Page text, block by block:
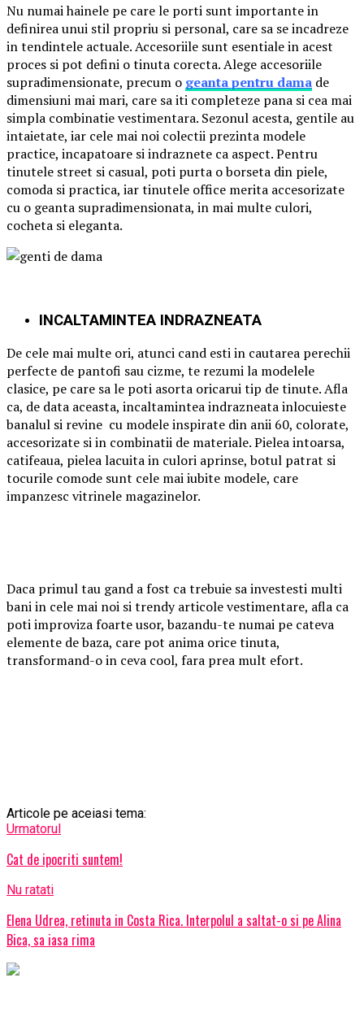
Nu numai hainele pe care le porti sunt importante in
definirea unui stil propriu si personal, care sa se incadreze
in tendintele actuale. Accesoriile sunt esentiale in acest
proces si pot defini o tinuta corecta. Alege accesoriile
supradimensionate, precum o geanta pentru dama de
dimensiuni mai mari, care sa iti completeze pana si cea mai
simpla combinatie vestimentara. Sezonul acesta, gentile au
intaietate, iar cele mai noi colectii prezinta modele
practice, incapatoare si indraznete ca aspect. Pentru
tinutele street si casual, poti purta o borseta din piele,
comoda si practica, iar tinutele office merita accesorizate
cu o geanta supradimensionata, in mai multe culori,
cocheta si eleganta.
INCALTAMINTEA INDRAZNEATA
De cele mai multe ori, atunci cand esti in cautarea perechii
perfecte de pantofi sau cizme, te rezumi la modelele
clasice, pe care sa le poti asorta oricarui tip de tinute. Afla
ca, de data aceasta, incaltamintea indrazneata inlocuieste
banalul si revine cu modele inspirate din anii 60, colorate,
accesorizate si in combinatii de materiale. Pielea intoarsa,
catifeaua, pielea lacuita in culori aprinse, botul patrat si
tocurile comode sunt cele mai iubite modele, care
impanzesc vitrinele magazinelor.
Daca primul tau gand a fost ca trebuie sa investesti multi
bani in cele mai noi si trendy articole vestimentare, afla ca
poti improviza foarte usor, bazandu-te numai pe cateva
elemente de baza, care pot anima orice tinuta,
transformand-o in ceva cool, fara prea mult efort.
Articole pe aceiasi tema:
Urmatorul
Cat de ipocriti suntem!
Nu ratati
Elena Udrea, retinuta in Costa Rica. Interpolul a saltat-o si pe Alina
Bica, sa iasa rima